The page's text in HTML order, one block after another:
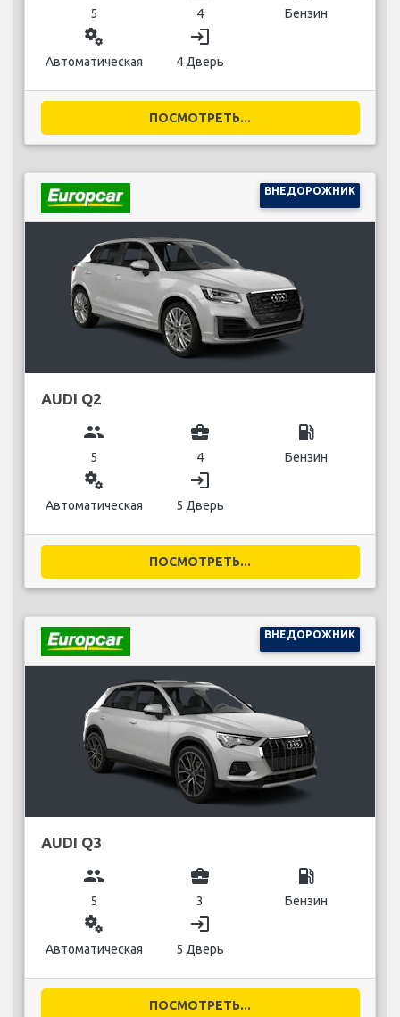
5 4 Бензин
miscellaneous_services
Автоматическая
login
4 Дверь
ПОСМОТРЕТЬ...
ВНЕДОРОЖНИК
AUDI Q2
group
5
business_center
4
local_gas_station
Бензин
miscellaneous_services
Автоматическая
login
5 Дверь
ПОСМОТРЕТЬ...
ВНЕДОРОЖНИК
AUDI Q3
group
5
business_center
3
local_gas_station
Бензин
miscellaneous_services
Автоматическая
login
5 Дверь
ПОСМОТРЕТЬ...